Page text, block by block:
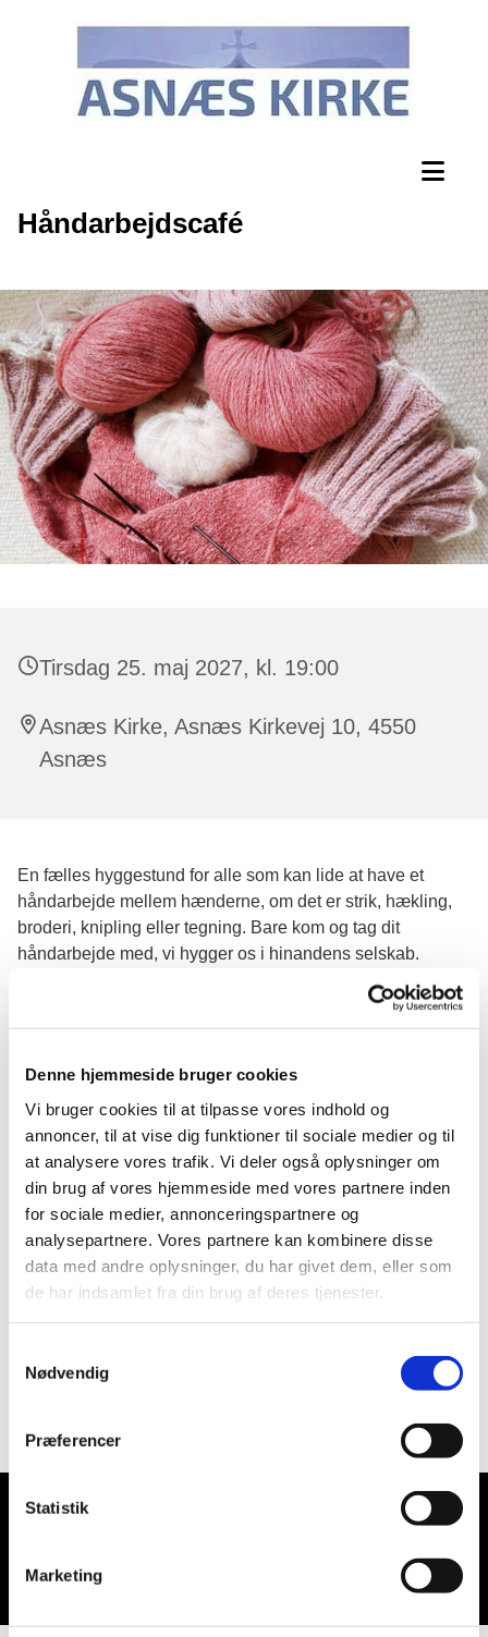
Denne hjemmeside bruger cookies
Vi bruger cookies til at tilpasse vores indhold og
annoncer, til at vise dig funktioner til sociale medier og til
at analysere vores trafik. Vi deler også oplysninger om
din brug af vores hjemmeside med vores partnere inden
for sociale medier, annonceringspartnere og
analysepartnere. Vores partnere kan kombinere disse
data med andre oplysninger, du har givet dem, eller som
de har indsamlet fra din brug af deres tjenester.
Nødvendig
Præferencer
Statistik
Marketing
Håndarbejdscafé
Tirsdag 25. maj 2027, kl. 19:00
Asnæs Kirke, Asnæs Kirkevej 10, 4550
Asnæs
En fælles hyggestund for alle som kan lide at have et
håndarbejde mellem hænderne, om det er strik, hækling,
broderi, knipling eller tegning. Bare kom og tag dit
håndarbejde med, vi hygger os i hinandens selskab.
Der er også mulighed for at strikke dåbsklude til kirken.
Du vil måske også kunne lide...